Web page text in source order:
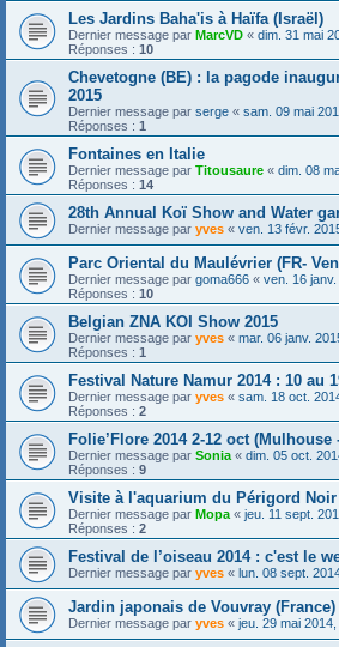
Les Jardins Baha'is à Haïfa (Israël)
Dernier message par MarcVD « dim. 31 mai
Réponses : 10
Chevetogne (BE) : la pagode
2015
Dernier message par serge « sam. 09 mai
Réponses : 1
Fontaines en Italie
Dernier message par Titousaure « dim. 08
Réponses : 14
28th Annual Koï Show and Water
Dernier message par yves « ven. 13 févr.
Parc Oriental du Maulévrier (FR-
Dernier message par goma666 « ven. 16
Réponses : 10
Belgian ZNA KOI Show 2015
Dernier message par yves « mar. 06 janv.
Réponses : 1
Festival Nature Namur 2014 : 10 au
Dernier message par yves « sam. 18 oct.
Réponses : 2
Folie’Flore 2014 2-12 oct (Mulhouse
Dernier message par Sonia « dim. 05 oct.
Réponses : 9
Visite à l'aquarium du Périgord Noir
Dernier message par Mopa « jeu. 11 sept.
Réponses : 2
Festival de l’oiseau 2014 : c'est le
Dernier message par yves « lun. 08 sept.
Jardin japonais de Vouvray (France)
Dernier message par yves « jeu. 29 mai